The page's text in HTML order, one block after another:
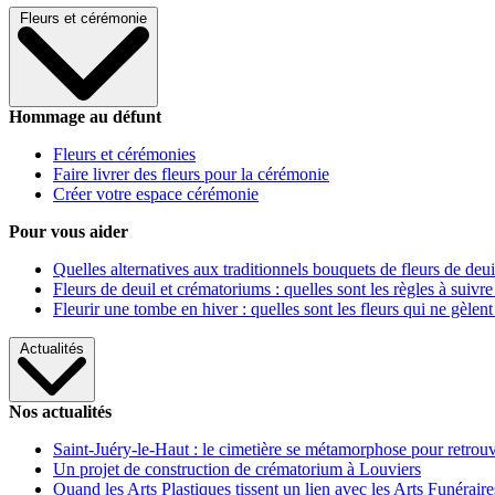
Fleurs et cérémonie
Hommage au défunt
Fleurs et cérémonies
Faire livrer des fleurs pour la cérémonie
Créer votre espace cérémonie
Pour vous aider
Quelles alternatives aux traditionnels bouquets de fleurs de
Fleurs de deuil et crématoriums : quelles sont les règles à
Fleurir une tombe en hiver : quelles sont les fleurs qui ne gèlent
Actualités
Nos actualités
Saint-Juéry-le-Haut : le cimetière se métamorphose pour
Un projet de construction de crématorium à Louviers
Quand les Arts Plastiques tissent un lien avec les Arts